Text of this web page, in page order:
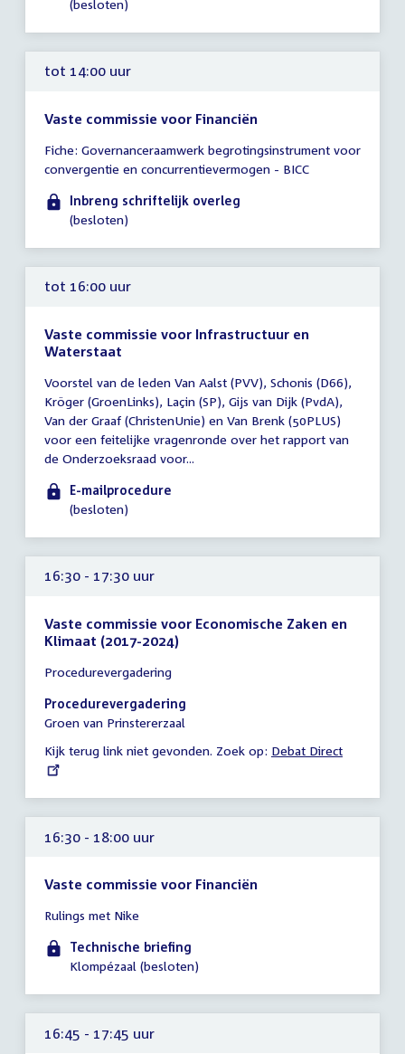
(besloten)
tot 14:00 uur
Vaste commissie voor Financiën
vergadering
tot
14:00
uur
Fiche: Governanceraamwerk begrotingsinstrument voor
convergentie en concurrentievermogen - BICC
Inbreng schriftelijk overleg
(besloten)
tot 16:00 uur
Vaste commissie voor Infrastructuur en
Waterstaat
vergadering
tot
16:00
uur
Voorstel van de leden Van Aalst (PVV), Schonis (D66),
Kröger (GroenLinks), Laçin (SP), Gijs van Dijk (PvdA),
Van der Graaf (ChristenUnie) en Van Brenk (50PLUS)
voor een feitelijke vragenronde over het rapport van
de Onderzoeksraad voor...
E-mailprocedure
(besloten)
16:30 - 17:30 uur
Vaste commissie voor Economische Zaken en
Klimaat (2017-2024)
vergadering
16:30
-
uur
Procedurevergadering
Procedurevergadering
Groen van Prinstererzaal
Kijk terug link niet gevonden. Zoek op: External
Debat Direct
16:30 - 18:00 uur
Vaste commissie voor Financiën
vergadering
16:30
-
uur
Rulings met Nike
Technische briefing
Klompézaal (besloten)
16:45 - 17:45 uur